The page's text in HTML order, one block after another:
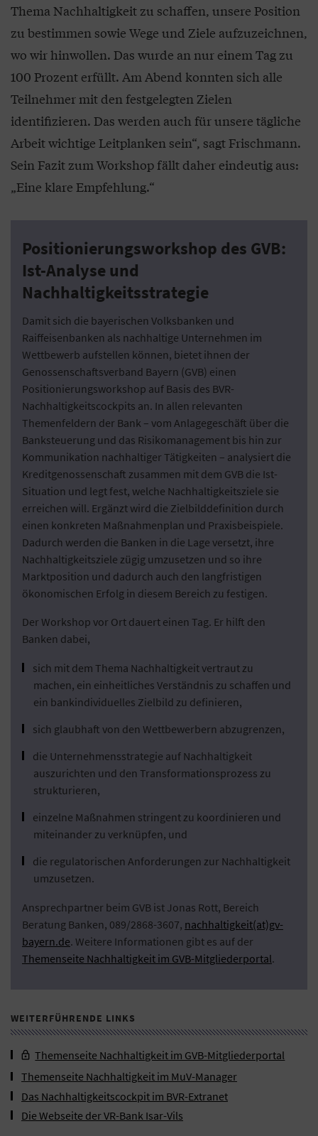
Thema Nachhaltigkeit zu schaffen, unsere Position
zu bestimmen sowie Wege und Ziele aufzuzeichnen,
wo wir hinwollen. Das wurde an nur einem Tag zu
100 Prozent erfüllt. Am Abend konnten sich alle
Teilnehmer mit den festgelegten Zielen
identifizieren. Das werden auch für unsere tägliche
Arbeit wichtige Leitplanken sein“, sagt Frischmann.
Sein Fazit zum Workshop fällt daher eindeutig aus:
„Eine klare Empfehlung.“
Positionierungsworkshop des GVB:
Ist-Analyse und
Nachhaltigkeitsstrategie
Damit sich die bayerischen Volksbanken und
Raiffeisenbanken als nachhaltige Unternehmen im
Wettbewerb aufstellen können, bietet ihnen der
Genossenschaftsverband Bayern (GVB) einen
Positionierungsworkshop auf Basis des BVR-
Nachhaltigkeitscockpits an. In allen relevanten
Themenfeldern der Bank – vom Anlagegeschäft über die
Banksteuerung und das Risikomanagement bis hin zur
Kommunikation nachhaltiger Tätigkeiten – analysiert die
Kreditgenossenschaft zusammen mit dem GVB die Ist-
Situation und legt fest, welche Nachhaltigkeitsziele sie
erreichen will. Ergänzt wird die Zielbilddefinition durch
einen konkreten Maßnahmenplan und Praxisbeispiele.
Dadurch werden die Banken in die Lage versetzt, ihre
Nachhaltigkeitsziele zügig umzusetzen und so ihre
Marktposition und dadurch auch den langfristigen
ökonomischen Erfolg in diesem Bereich zu festigen.
Der Workshop vor Ort dauert einen Tag. Er hilft den
Banken dabei,
sich mit dem Thema Nachhaltigkeit vertraut zu
machen, ein einheitliches Verständnis zu schaffen und
ein bankindividuelles Zielbild zu definieren,
sich glaubhaft von den Wettbewerbern abzugrenzen,
die Unternehmensstrategie auf Nachhaltigkeit
auszurichten und den Transformationsprozess zu
strukturieren,
einzelne Maßnahmen stringent zu koordinieren und
miteinander zu verknüpfen, und
die regulatorischen Anforderungen zur Nachhaltigkeit
umzusetzen.
Ansprechpartner beim GVB ist Jonas Rott, Bereich
Beratung Banken, 089/2868-3607, nachhaltigkeit(at)gv-
bayern.de. Weitere Informationen gibt es auf der
Themenseite Nachhaltigkeit im GVB-Mitgliederportal.
WEITERFÜHRENDE LINKS
Themenseite Nachhaltigkeit im GVB-Mitgliederportal
Themenseite Nachhaltigkeit im MuV-Manager
Das Nachhaltigkeitscockpit im BVR-Extranet
Die Webseite der VR-Bank Isar-Vils